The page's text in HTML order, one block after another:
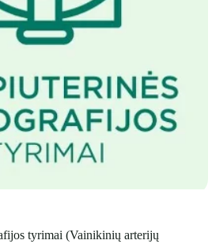
tyrimai (Vainikinių arterijų